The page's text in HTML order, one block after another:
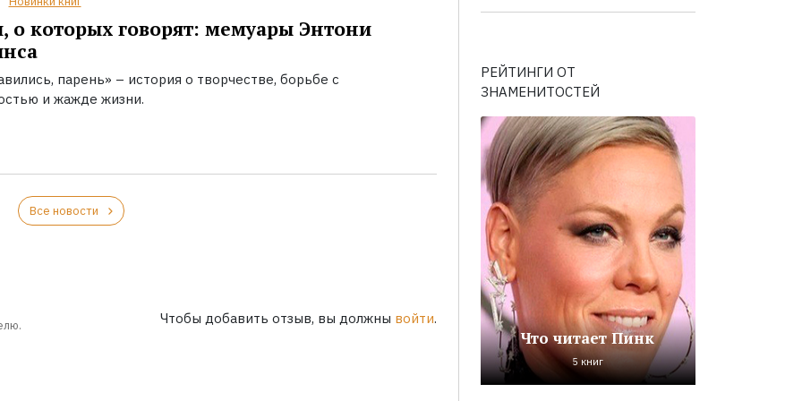
о которых говорят: мемуары Энтони
парень» – история о творчестве, борьбе с
и жажде жизни.
Все новости
Чтобы добавить отзыв, вы должны войти.
РЕЙТИНГИ ОТ
ЗНАМЕНИТОСТЕЙ
Что читает Пинк
5 книг